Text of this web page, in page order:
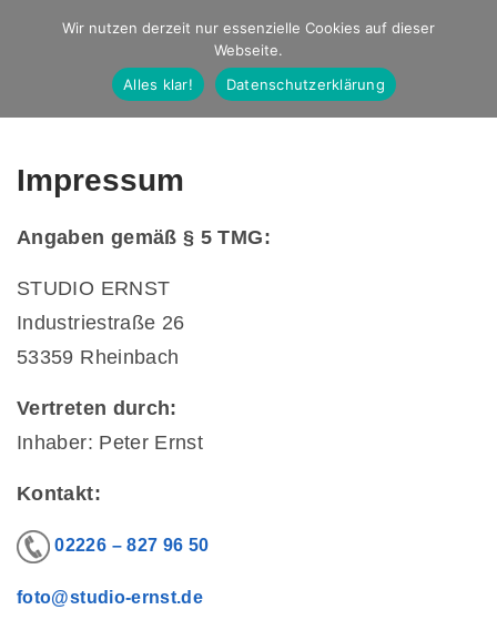
Studio Ernst
Fotografie
Impressum
Angaben gemäß § 5 TMG:
STUDIO ERNST
Industriestraße 26
53359 Rheinbach
Vertreten durch:
Inhaber: Peter Ernst
Kontakt:
02226 – 827 96 50
foto@studio-ernst.de
Wir nutzen derzeit nur essenzielle Cookies auf dieser
Webseite.
Alles klar!
Datenschutzerklärung